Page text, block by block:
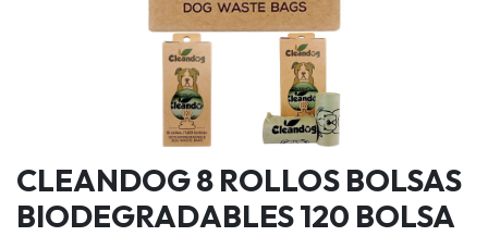
CLEANDOG 8 ROLLOS BOLSAS
BIODEGRADABLES 120 BOLSA